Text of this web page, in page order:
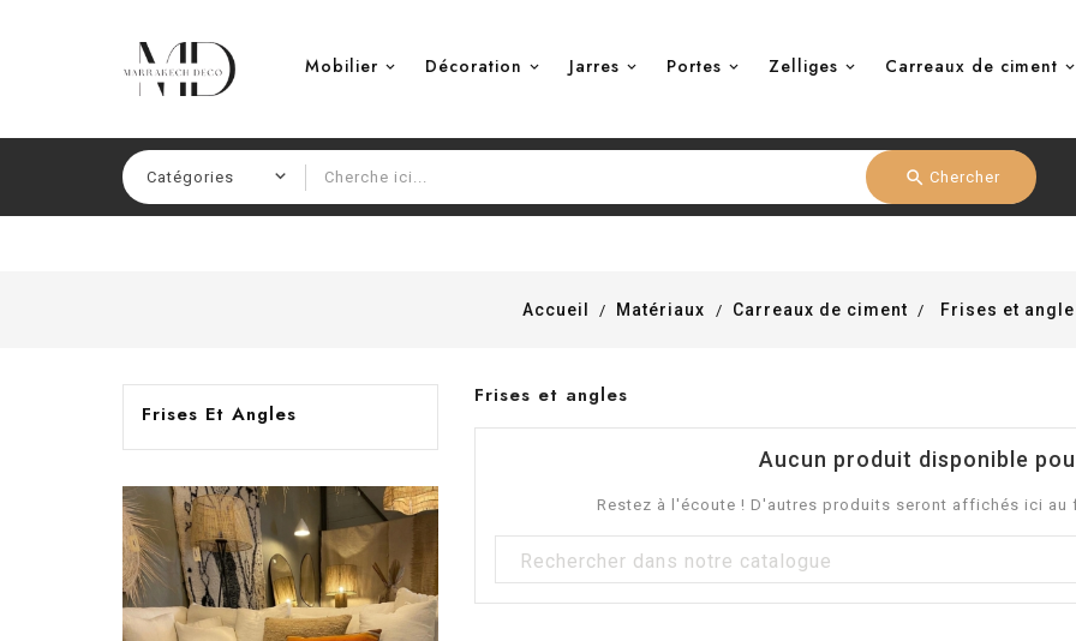
Mobilier Décoration Jarres Portes Zelliges Carreaux de ciment
search Chercher
Accueil Matériaux Carreaux de ciment Frises et
Frises Et Angles
Frises et angles
Aucun produit disponible
Restez à l'écoute ! D'autres produits seront affichés ici